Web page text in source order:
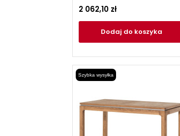
2 062,10 zł
Dodaj do koszyka
Szybka wysyłka